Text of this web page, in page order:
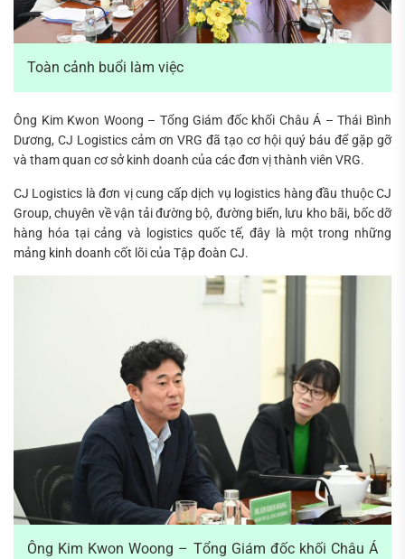
Toàn cảnh buổi làm việc
Ông Kim Kwon Woong – Tổng Giám đốc khối Châu Á – Thái Bình
Dương, CJ Logistics cảm ơn VRG đã tạo cơ hội quý báu để gặp gỡ
và tham quan cơ sở kinh doanh của các đơn vị thành viên VRG.
CJ Logistics là đơn vị cung cấp dịch vụ logistics hàng đầu thuộc CJ
Group, chuyên về vận tải đường bộ, đường biển, lưu kho bãi, bốc dỡ
hàng hóa tại cảng và logistics quốc tế, đây là một trong những
mảng kinh doanh cốt lõi của Tập đoàn CJ.
Ông Kim Kwon Woong – Tổng Giám đốc khối Châu Á